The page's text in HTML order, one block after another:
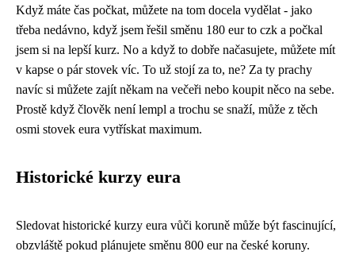
Když máte čas počkat, můžete na tom docela vydělat - jako
třeba nedávno, když jsem řešil směnu 180 eur to czk a počkal
jsem si na lepší kurz. No a když to dobře načasujete, můžete mít
v kapse o pár stovek víc. To už stojí za to, ne? Za ty prachy
navíc si můžete zajít někam na večeři nebo koupit něco na sebe.
Prostě když člověk není lempl a trochu se snaží, může z těch
osmi stovek eura vytřískat maximum.
Historické kurzy eura
Sledovat historické kurzy eura vůči koruně může být fascinující,
obzvláště pokud plánujete směnu 800 eur na české koruny.